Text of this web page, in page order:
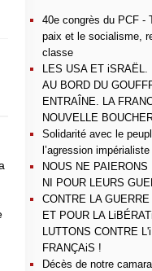
40e congrès du PCF -
paix et le socialisme,
classe
LES USA ET
AU BORD DU
ENTRAÎNE. LA
NOUVELLE
Solidarité avec le
l’agression
NOUS NE
NI POUR LEURS
CONTRE LA
ET POUR LA
LUTTONS CONTRE
FRANÇAiS !
Décès de notre